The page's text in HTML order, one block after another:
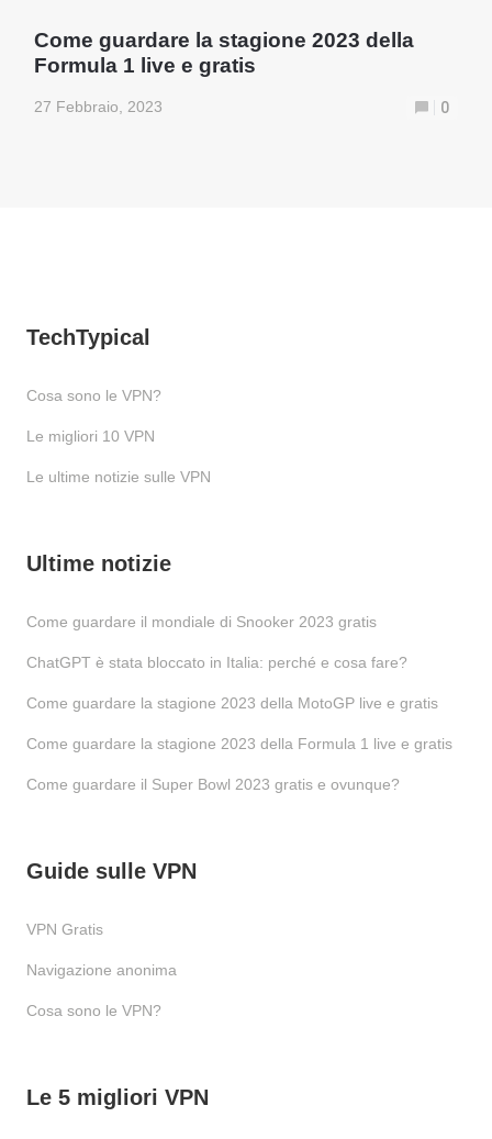
Come guardare la stagione 2023 della
Formula 1 live e gratis
27 Febbraio, 2023 0
TechTypical
Cosa sono le VPN?
Le migliori 10 VPN
Le ultime notizie sulle VPN
Ultime notizie
Come guardare il mondiale di Snooker 2023 gratis
ChatGPT è stata bloccato in Italia: perché e cosa fare?
Come guardare la stagione 2023 della MotoGP live e gratis
Come guardare la stagione 2023 della Formula 1 live e gratis
Come guardare il Super Bowl 2023 gratis e ovunque?
Guide sulle VPN
VPN Gratis
Navigazione anonima
Cosa sono le VPN?
Le 5 migliori VPN